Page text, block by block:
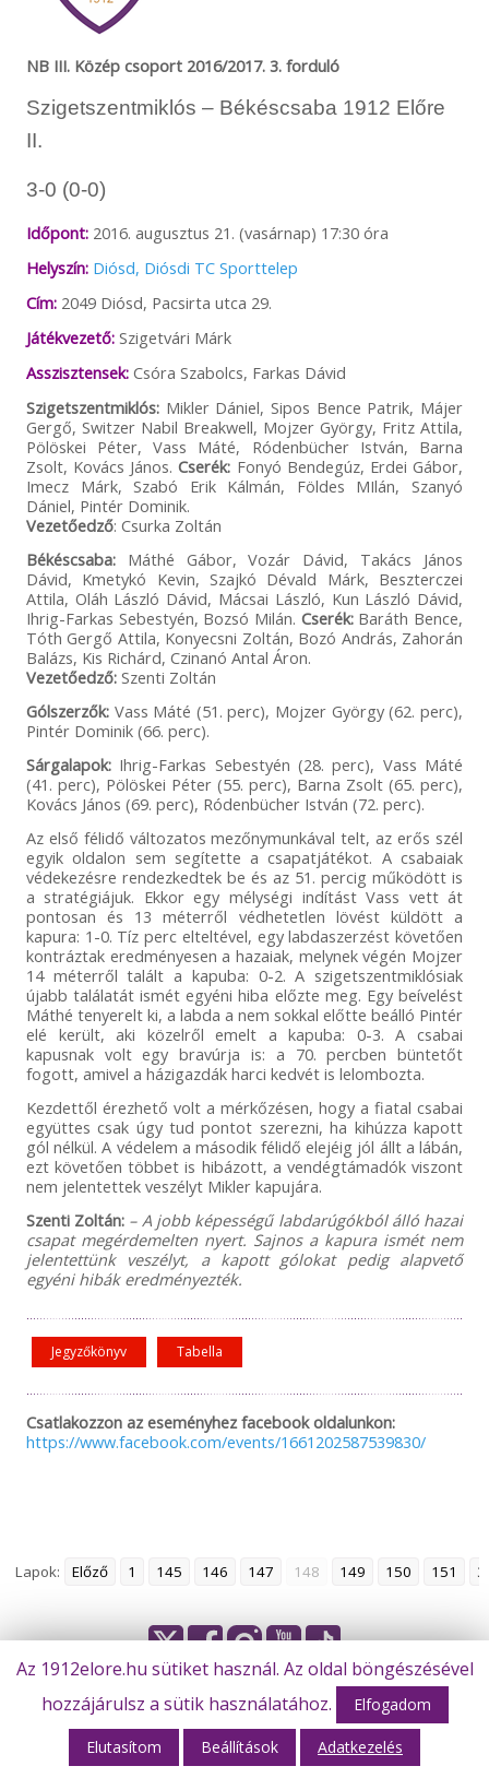
NB III. Közép csoport 2016/2017. 3. forduló
Szigetszentmiklós – Békéscsaba 1912 Előre
II.
3-0 (0-0)
Időpont:2016. augusztus 21. (vasárnap) 17:30 óra
Helyszín: Diósd, Diósdi TC Sporttelep
Cím:2049 Diósd, Pacsirta utca 29.
Játékvezető:Szigetvári Márk
Asszisztensek:Csóra Szabolcs, Farkas Dávid
Szigetszentmiklós:Mikler Dániel, Sipos Bence Patrik, Májer
Gergő, Switzer Nabil Breakwell, Mojzer György, Fritz Attila,
Pölöskei Péter, Vass Máté, Ródenbücher István, Barna
Zsolt, Kovács János.Cserék: Fonyó Bendegúz, Erdei Gábor,
Imecz Márk, Szabó Erik Kálmán, Földes MIlán, Szanyó
Dániel, Pintér Dominik.
Vezetőedző: Csurka Zoltán
Békéscsaba:Máthé Gábor, Vozár Dávid, Takács János
Dávid, Kmetykó Kevin, Szajkó Dévald Márk, Beszterczei
Attila, Oláh László Dávid, Mácsai László, Kun László Dávid,
Ihrig-Farkas Sebestyén, Bozsó Milán. Cserék:Baráth Bence,
Tóth Gergő Attila, Konyecsni Zoltán, Bozó András, Zahorán
Balázs, Kis Richárd, Czinanó Antal Áron.
Vezetőedző:Szenti Zoltán
Gólszerzők:Vass Máté (51. perc), Mojzer György (62. perc),
Pintér Dominik (66. perc).
Sárgalapok:Ihrig-Farkas Sebestyén (28. perc), Vass Máté
(41. perc), Pölöskei Péter (55. perc), Barna Zsolt (65. perc),
Kovács János (69. perc), Ródenbücher István (72. perc).
Az első félidő változatos mezőnymunkával telt, az erős szél
egyik oldalon sem segítette a csapatjátékot. A csabaiak
védekezésre rendezkedtek be és az 51. percig működött is
a stratégiájuk. Ekkor egy mélységi indítást Vass vett át
pontosan és 13 méterről védhetetlen lövést küldött a
kapura: 1-0. Tíz perc elteltével, egy labdaszerzést követően
kontráztak eredményesen a hazaiak, melynek végén Mojzer
14 méterről talált a kapuba: 0-2. A szigetszentmiklósiak
újabb találatát ismét egyéni hiba előzte meg. Egy beívelést
Máthé tenyerelt ki, a labda a nem sokkal előtte beálló Pintér
elé került, aki közelről emelt a kapuba: 0-3. A csabai
kapusnak volt egy bravúrja is: a 70. percben büntetőt
fogott, amivel a házigazdák harci kedvét is lelombozta.
Kezdettől érezhető volt a mérkőzésen, hogy a fiatal csabai
együttes csak úgy tud pontot szerezni, ha kihúzza kapott
gól nélkül. A védelem a második félidő elejéig jól állt a lábán,
ezt követően többet is hibázott, a vendégtámadók viszont
nem jelentettek veszélyt Mikler kapujára.
Szenti Zoltán: – A jobb képességű labdarúgókból álló hazai
csapat megérdemelten nyert. Sajnos a kapura ismét nem
jelentettünk veszélyt, a kapott gólokat pedig alapvető
egyéni hibák eredményezték.
Jegyzőkönyv Tabella
Csatlakozzon az eseményhez facebook oldalunkon:
https://www.facebook.com/events/1661202587539830/
Lapok: Előző 1 145 146 147 148 149 150 151
© Békéscsaba 1912 Előre Futball Zrt.
Webhost: M-Design
Az 1912elore.hu sütiket használ. Az oldal böngészésével
hozzájárulsz a sütik használatához.
Elfogadom
Elutasítom Beállítások Adatkezelés